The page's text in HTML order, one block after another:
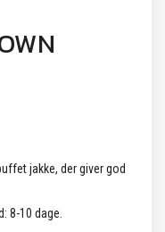
jakke, der giver god
8-10 dage.